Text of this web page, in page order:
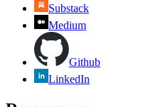
Substack
Medium
Github
LinkedIn